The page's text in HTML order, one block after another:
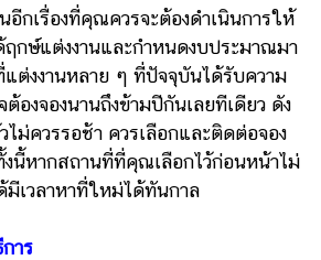
รื่องที่คุณควรจะต้องดำเนินการให้
ฤกษ์แต่งงานและกำหนดงบประมาณมา
แต่งงานหลาย ๆ ที่ปัจจุบันได้รับความ
องจองนานถึงข้ามปีกันเลยทีเดียว ดัง
ม่ควรรอช้า ควรเลือกและติดต่อจอง
นี้หากสถานที่ที่คุณเลือกไว้ก่อนหน้าไม่
มีเวลาหาที่ใหม่ได้ทันกาล
าร